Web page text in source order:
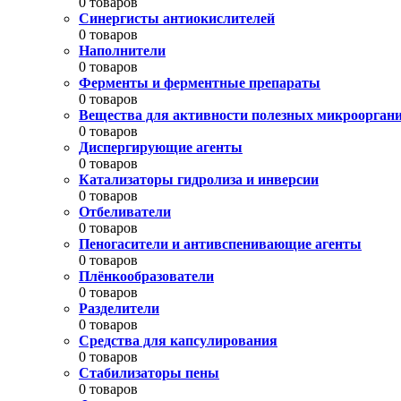
Синергисты антиокислителей
0 товаров
Наполнители
0 товаров
Ферменты и ферментные препараты
0 товаров
Вещества для активности полезных
0 товаров
Диспергирующие агенты
0 товаров
Катализаторы гидролиза и инверсии
0 товаров
Отбеливатели
0 товаров
Пеногасители и антивспенивающие агенты
0 товаров
Плёнкообразователи
0 товаров
Разделители
0 товаров
Средства для капсулирования
0 товаров
Стабилизаторы пены
0 товаров